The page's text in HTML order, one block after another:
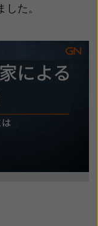
た。